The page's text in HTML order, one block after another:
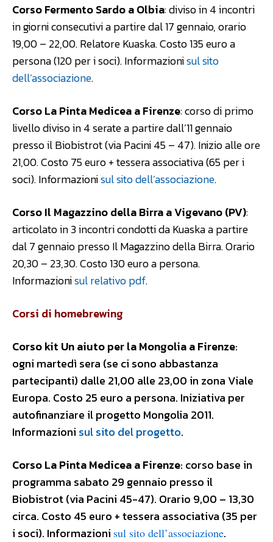
Corso Fermento Sardo a Olbia: diviso in 4 incontri
in giorni consecutivi a partire dal 17 gennaio, orario
19,00 – 22,00. Relatore Kuaska. Costo 135 euro a
persona (120 per i soci). Informazionisul sito
dell’associazione.
Corso La Pinta Medicea a Firenze: corso di primo
livello diviso in 4 serate a partire dall’11 gennaio
presso il Biobistrot (via Pacini 45 – 47). Inizio alle ore
21,00. Costo 75 euro + tessera associativa (65 per i
soci). Informazionisul sito dell’associazione.
Corso Il Magazzino della Birra a Vigevano (PV):
articolato in 3 incontri condotti da Kuaska a partire
dal 7 gennaio presso Il Magazzino della Birra. Orario
20,30 – 23,30. Costo 130 euro a persona.
Informazionisul relativo pdf.
Corsi di homebrewing
Corso kit Un aiuto per la Mongolia a Firenze:
ogni martedì sera (se ci sono abbastanza
partecipanti) dalle 21,00 alle 23,00 in zona Viale
Europa. Costo 25 euro a persona. Iniziativa per
autofinanziare il progetto Mongolia 2011.
Informazioni sul sito del progetto.
Corso La Pinta Medicea a Firenze: corso base in
programma sabato 29 gennaio presso il
Biobistrot (via Pacini 45-47). Orario 9,00 – 13,30
circa. Costo 45 euro + tessera associativa (35 per
i soci). Informazioni sul sito dell’associazione.